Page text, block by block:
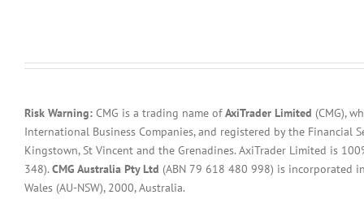
Risk Warning: CMG is a trading name ofAxiTrader Limited (CMG),
International Business Companies, and registered by the Financial
Kingstown, St Vincent and the Grenadines. AxiTrader Limited is
348). CMG Australia Pty Ltd (ABN 79 618 480 998) is incorporated
Wales (AU-NSW), 2000, Australia.